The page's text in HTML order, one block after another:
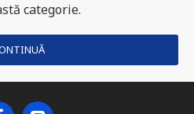
categorie.